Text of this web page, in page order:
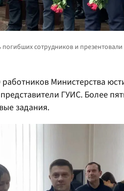
Министерства
ГУИС. Более
задания.